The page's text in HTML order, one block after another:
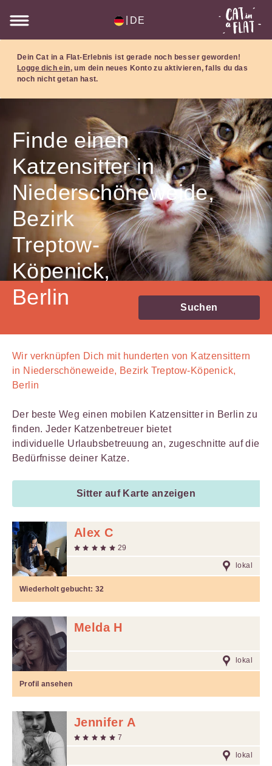
DE
Dein Cat in a Flat-Erlebnis ist gerade noch besser geworden!
Logge dich ein, um dein neues Konto zu aktivieren, falls du das
noch nicht getan hast.
Finde einen
Katzensitter in
Niederschöneweide,
Bezirk
Treptow-
Köpenick,
Berlin
Suchen
Wir verknüpfen Dich mit hunderten von Katzensittern
in Niederschöneweide, Bezirk Treptow-Köpenick,
Berlin
Der beste Weg einen mobilen Katzensitter in Berlin zu
finden. Jeder Katzenbetreuer bietet
individuelle Urlaubsbetreuung an, zugeschnitte auf die
Bedürfnisse deiner Katze.
Sitter auf Karte anzeigen
Alex C
29
lokal
Wiederholt gebucht:32
Melda H
lokal
Profil ansehen
Jennifer A
7
lokal